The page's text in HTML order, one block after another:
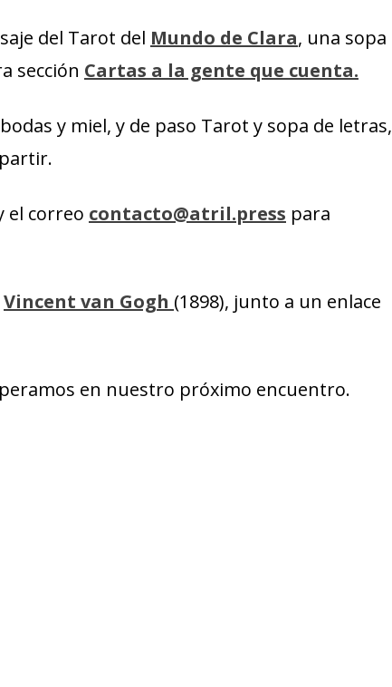
del Tarot del Mundo de Clara, una sopa
sección Cartas a la gente que cuenta.
y miel, y de paso Tarot y sopa de letras,
el correo contacto@atril.press para
Vincent van Gogh (1898), junto a un enlace
en nuestro próximo encuentro.